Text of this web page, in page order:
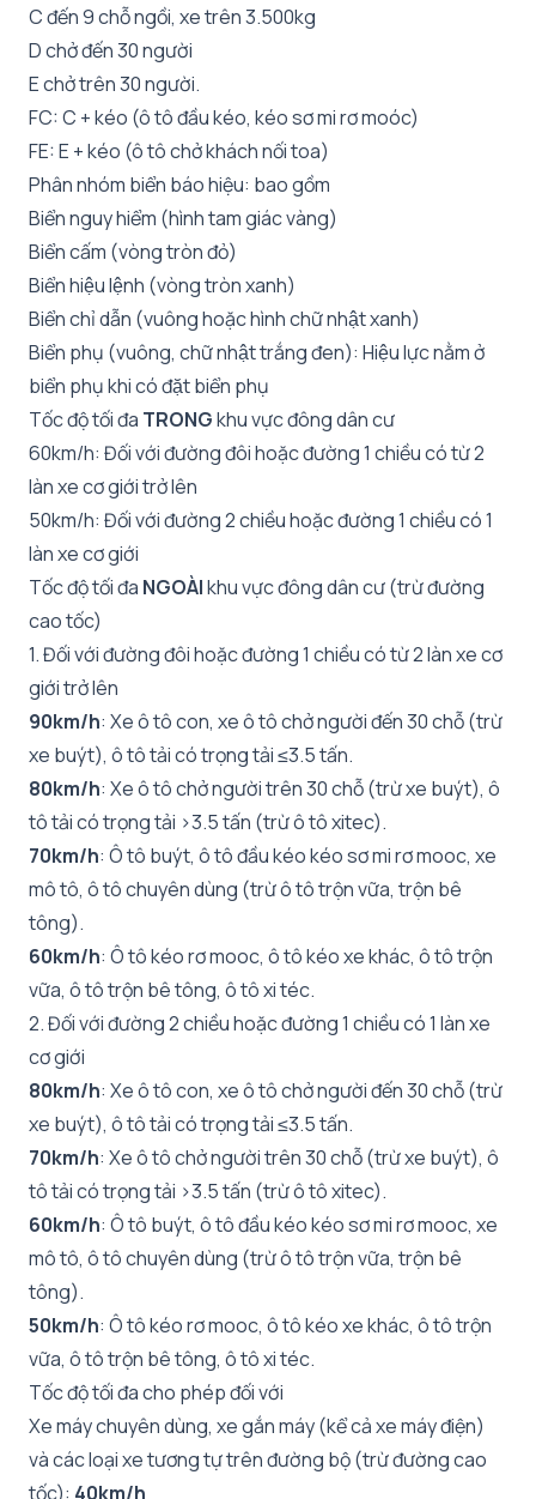
C đến 9 chỗ ngồi, xe trên 3.500kg
D chở đến 30 người
E chở trên 30 người.
FC: C + kéo (ô tô đầu kéo, kéo sơ mi rơ moóc)
FE: E + kéo (ô tô chở khách nối toa)
Phân nhóm biển báo hiệu: bao gồm
Biển nguy hiểm (hình tam giác vàng)
Biển cấm (vòng tròn đỏ)
Biển hiệu lệnh (vòng tròn xanh)
Biển chỉ dẫn (vuông hoặc hình chữ nhật xanh)
Biển phụ (vuông, chữ nhật trắng đen): Hiệu lực nằm ở
biển phụ khi có đặt biển phụ
Tốc độ tối đa TRONGkhu vực đông dân cư
60km/h: Đối với đường đôi hoặc đường 1 chiều có từ 2
làn xe cơ giới trở lên
50km/h: Đối với đường 2 chiều hoặc đường 1 chiều có 1
làn xe cơ giới
Tốc độ tối đa NGOÀIkhu vực đông dân cư (trừ đường
cao tốc)
1. Đối với đường đôi hoặc đường 1 chiều có từ 2 làn xe cơ
giới trở lên
90km/h: Xe ô tô con, xe ô tô chở người đến 30 chỗ (trừ
xe buýt), ô tô tải có trọng tải ≤3.5 tấn.
80km/h: Xe ô tô chở người trên 30 chỗ (trừ xe buýt), ô
tô tải có trọng tải >3.5 tấn (trừ ô tô xitec).
70km/h: Ô tô buýt, ô tô đầu kéo kéo sơ mi rơ mooc, xe
mô tô, ô tô chuyên dùng (trừ ô tô trộn vữa, trộn bê
tông).
60km/h: Ô tô kéo rơ mooc, ô tô kéo xe khác, ô tô trộn
vữa, ô tô trộn bê tông, ô tô xi téc.
2. Đối với đường 2 chiều hoặc đường 1 chiều có 1 làn xe
cơ giới
80km/h: Xe ô tô con, xe ô tô chở người đến 30 chỗ (trừ
xe buýt), ô tô tải có trọng tải ≤3.5 tấn.
70km/h: Xe ô tô chở người trên 30 chỗ (trừ xe buýt), ô
tô tải có trọng tải >3.5 tấn (trừ ô tô xitec).
60km/h: Ô tô buýt, ô tô đầu kéo kéo sơ mi rơ mooc, xe
mô tô, ô tô chuyên dùng (trừ ô tô trộn vữa, trộn bê
tông).
50km/h: Ô tô kéo rơ mooc, ô tô kéo xe khác, ô tô trộn
vữa, ô tô trộn bê tông, ô tô xi téc.
Tốc độ tối đa cho phép đối với
Xe máy chuyên dùng, xe gắn máy (kể cả xe máy điện)
và các loại xe tương tự trên đường bộ (trừ đường cao
tốc): 40km/h